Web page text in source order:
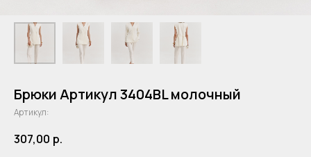
Брюки Артикул 3404BL молочный
Артикул:
307,00 р.